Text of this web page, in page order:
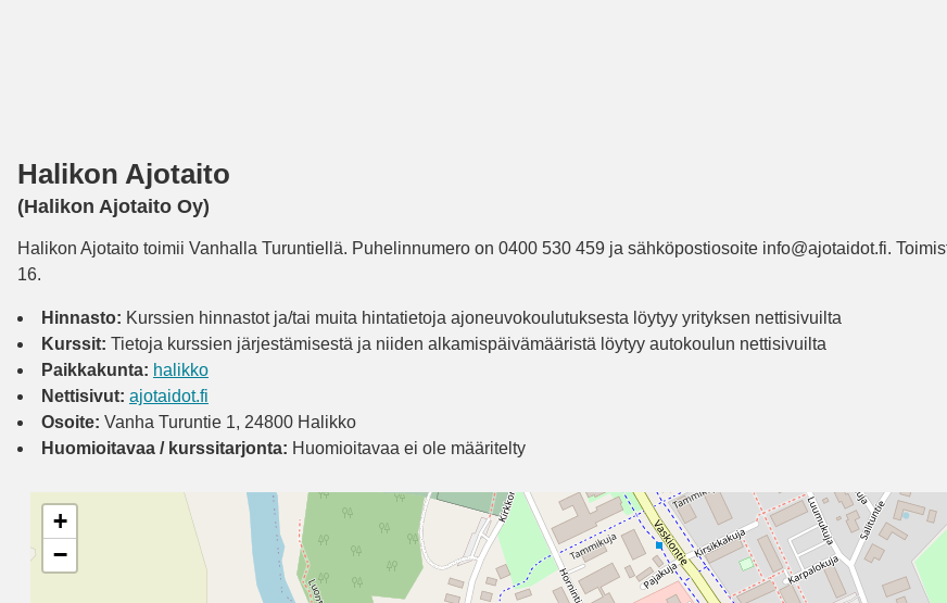
Halikon Ajotaito
(Halikon Ajotaito Oy)
Halikon Ajotaito toimii Vanhalla Turuntiellä. Puhelinnumero on 0400 530 459 ja sähköpostiosoite info@ajotaidot.fi.
16.
Hinnasto: Kurssien hinnastot ja/tai muita hintatietoja ajoneuvokoulutuksesta löytyy yrityksen nettisivuilta
Kurssit: Tietoja kurssien järjestämisestä ja niiden alkamispäivämääristä löytyy autokoulun nettisivuilta
Paikkakunta: halikko
Nettisivut: ajotaidot.fi
Osoite: Vanha Turuntie 1, 24800 Halikko
Huomioitavaa / kurssitarjonta: Huomioitavaa ei ole määritelty
+
−